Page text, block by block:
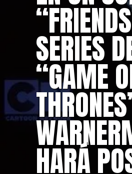
SERIES
“GAME
HARÁ